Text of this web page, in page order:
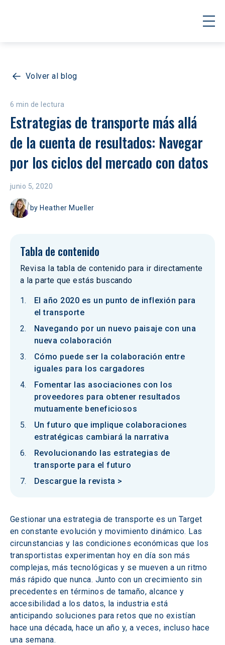
Volver al blog
6 min de lectura
Estrategias de transporte más allá
de la cuenta de resultados: Navegar
por los ciclos del mercado con datos
junio 5, 2020
by Heather Mueller
Tabla de contenido
Revisa la tabla de contenido para ir directamente
a la parte que estás buscando
El año 2020 es un punto de inflexión para
el transporte
Navegando por un nuevo paisaje con una
nueva colaboración
Cómo puede ser la colaboración entre
iguales para los cargadores
Fomentar las asociaciones con los
proveedores para obtener resultados
mutuamente beneficiosos
Un futuro que implique colaboraciones
estratégicas cambiará la narrativa
Revolucionando las estrategias de
transporte para el futuro
Descargue la revista >
Gestionar una estrategia de transporte es un Target
en constante evolución y movimiento dinámico. Las
circunstancias y las condiciones económicas que los
transportistas experimentan hoy en día son más
complejas, más tecnológicas y se mueven a un ritmo
más rápido que nunca. Junto con un crecimiento sin
precedentes en términos de tamaño, alcance y
accesibilidad a los datos, la industria está
anticipando soluciones para retos que no existían
hace una década, hace un año y, a veces, incluso hace
una semana.